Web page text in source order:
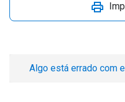
Algo está errado com